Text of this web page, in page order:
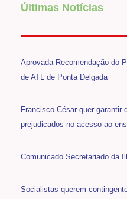
Últimas Notícias
Aprovada Recomendação do
de ATL de Ponta Delgada
Francisco César quer garantir
prejudicados no acesso ao
Comunicado Secretariado da
Socialistas querem